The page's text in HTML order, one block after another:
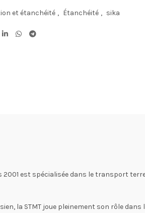
et étanchéité , Étanchéité , sika
2001 est spécialisée dans le transport
la STMT joue pleinement son rôle dans